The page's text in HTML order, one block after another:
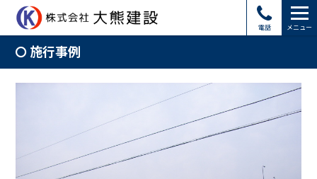
電話 メニュー
施行事例